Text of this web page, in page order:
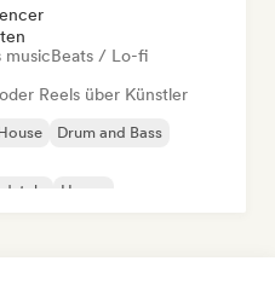
musicBeats / Lo-fi
Reels über Künstler
Drum and Bass
House